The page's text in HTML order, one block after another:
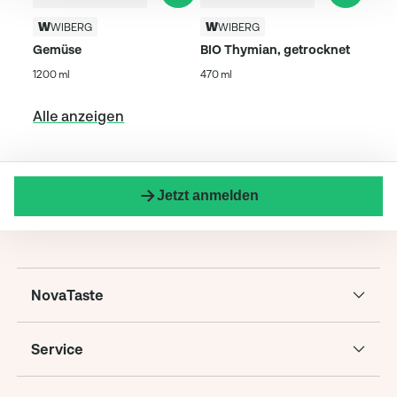
WIBERG
Gemüse
1200 ml
WIBERG
BIO Thymian, getrocknet
470 ml
Alle anzeigen
Jetzt anmelden
NovaTaste
Service